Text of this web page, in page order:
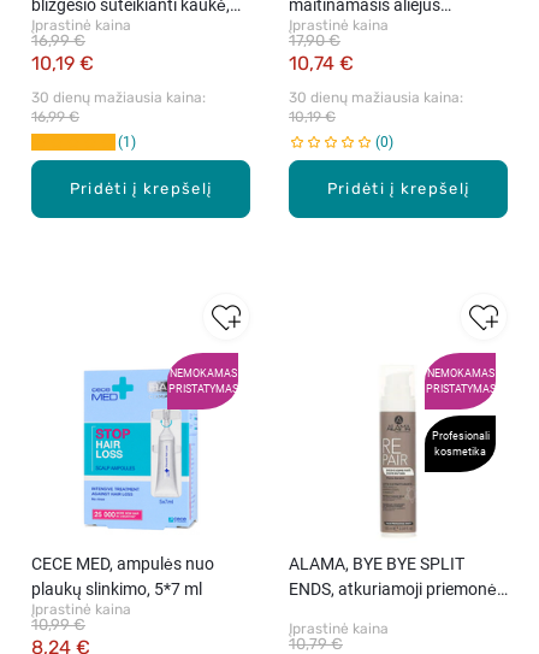
Pridėti į krepšelį
blizgesio suteikianti kaukė,
150 ml
Įprastinė kaina
10,19 €
16,99 €
30 dienų mažiausia kaina:
16,99 €
1
Pridėti į krepšelį
maitinamasis aliejus
pažeistiems plaukams, 50 ml
Įprastinė kaina
10,74 €
17,90 €
30 dienų mažiausia kaina:
10,19 €
0
NEMOKAMAS
PRISTATYMAS
CECE MED, ampulės nuo
plaukų slinkimo, 5*7 ml
Įprastinė kaina
8,24 €
10,99 €
NEMOKAMAS
PRISTATYMAS
Profesionali
kosmetika
ALAMA, BYE BYE SPLIT
ENDS, atkuriamoji priemonė,
Įprastinė kaina
10,79 €